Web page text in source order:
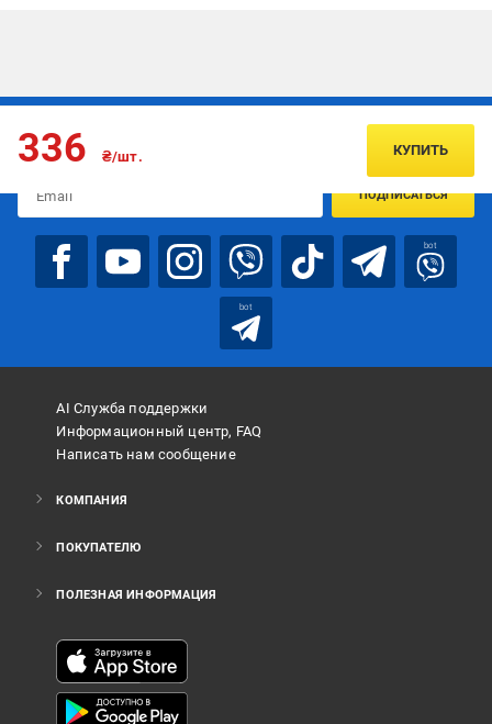
336 ₴/шт. КУПИТЬ
Подписывайтесь, чтобы узнавать первым об акцияx и
ПОДПИСАТЬСЯ
bot
bot
AI Служба поддержки
Информационный центр, FAQ
Написать нам сообщение
КОМПАНИЯ
ПОКУПАТЕЛЮ
ПОЛЕЗНАЯ ИНФОРМАЦИЯ